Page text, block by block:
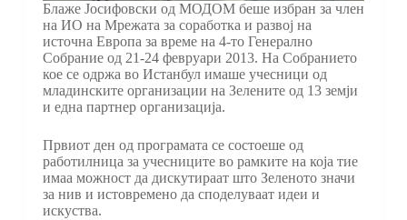
Блаже Јосифовски од МОДОМ беше избран за член
на ИО на Мрежата за соработка и развој на
источна Европа за време на 4-то Генерално
Собрание од 21-24 февруари 2013. На Собранието
кое се одржа во Истанбул имаше учесници од
младинските организации на Зелените од 13 земји
и една партнер организација.
Првиот ден од програмата се состоеше од
работилница за учесниците во рамките на која тие
имаа можност да дискутираат што Зеленото значи
за нив и истовремено да споделуваат идеи и
искуства.